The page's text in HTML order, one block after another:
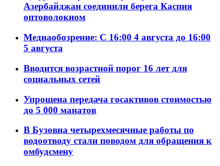
Азербайджан соединили берега Каспия
оптоволокном
Медиаобозрение: С 16:00 4 августа до 16:00
5 августа
Вводится возрастной порог 16 лет для
социальных сетей
Упрощена передача госактивов стоимостью
до 5 000 манатов
В Бузовна четырехмесячные работы по
водоотводу стали поводом для обращения к
омбудсмену